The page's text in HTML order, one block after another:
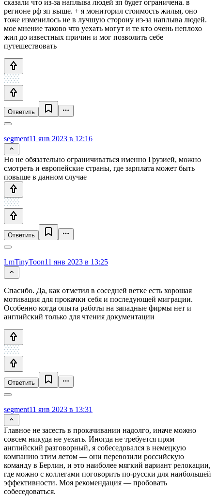
сказали что из-за наплыва людей зп будет ограничена. в
регионе рф зп выше. + я мониторил стоимость жилья, оно
тоже изменилось не в лучшую сторону из-за наплыва людей.
мое мнение таково что уехать могут и те кто очень неплохо
жил до известных причин и мог позволить себе
путешествовать
Ответить
segment11 янв 2023 в 12:16
Но не обязательно ограничиваться именно Грузией, можно
смотреть и европейские страны, где зарплата может быть
повыше в данном случае
Ответить
LmTinyToon11 янв 2023 в 13:25
Спасибо. Да, как отметил в соседней ветке есть хорошая
мотивация для прокачки себя и последующей миграции.
Особенно когда опыта работы на западные фирмы нет и
английский только для чтения документации
Ответить
segment11 янв 2023 в 13:31
Главное не засесть в прокачивании надолго, иначе можно
совсем никуда не уехать. Иногда не требуется прям
английский разговорный, я собеседовался в немецкую
компанию этим летом — они перевозили российскую
команду в Берлин, и это наиболее мягкий вариант релокации,
где можно с коллегами поговорить по-русски для наибольшей
эффективности. Моя рекомендация — пробовать
собеседоваться.